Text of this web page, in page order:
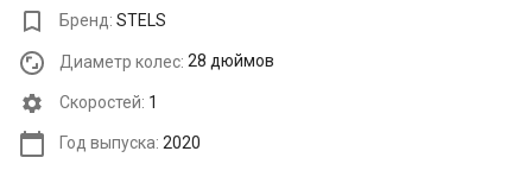
Бренд: STELS
Диаметр колес: 28 дюймов
Cкоростей: 1
Год выпуска: 2020